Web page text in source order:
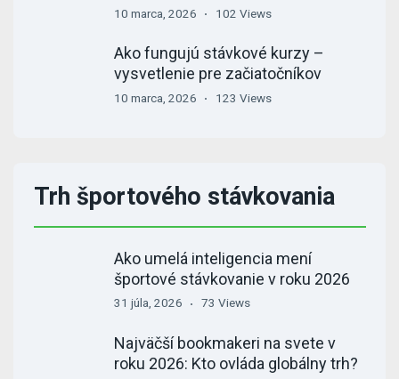
10 marca, 2026 102 Views
Ako fungujú stávkové kurzy –
vysvetlenie pre začiatočníkov
10 marca, 2026 123 Views
Trh športového stávkovania
Ako umelá inteligencia mení
športové stávkovanie v roku 2026
31 júla, 2026 73 Views
Najväčší bookmakeri na svete v
roku 2026: Kto ovláda globálny trh?